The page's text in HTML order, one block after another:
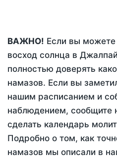
ВАЖНО! Если вы можете
восход солнца в
полностью доверять
намазов. Если вы
нашим расписанием и
наблюдением, сообщите
сделать календарь
Подробно о том, как
намазов мы описали в